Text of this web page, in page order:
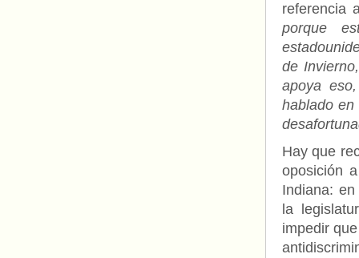
referencia
porque
de
apoya
hablado
Hay que
oposición
Indiana:
la
impedir